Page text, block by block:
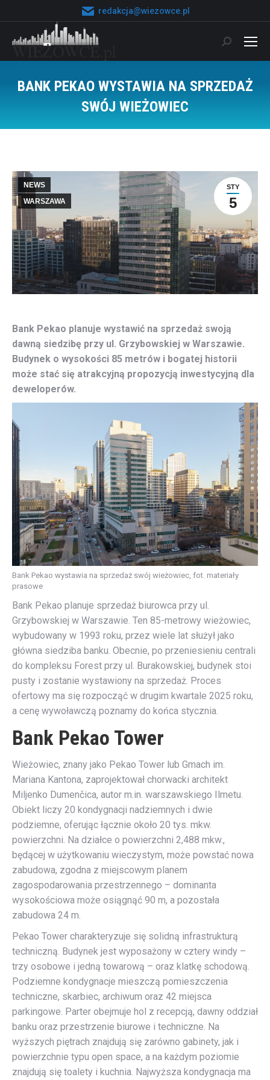
redakcja@wiezowce.pl
Szukaj:
BANK PEKAO WYSTAWIA NA SPRZEDAŻ
SWÓJ WIEŻOWIEC
STY
5
NEWS
WARSZAWA
Bank Pekao planuje wystawić na sprzedaż swoją
dawną siedzibę przy ul. Grzybowskiej w Warszawie.
Budynek o wysokości 85 metrów i bogatej historii
może stać się atrakcyjną propozycją inwestycyjną dla
deweloperów.
Bank Pekao wystawia na sprzedaż swój wieżowiec, fot. materiały
prasowe
Bank Pekao planuje sprzedaż biurowca przy ul.
Grzybowskiej w Warszawie. Ten 85-metrowy wieżowiec,
wybudowany w 1993 roku, przez wiele lat służył jako
główna siedziba banku. Obecnie, po przeniesieniu centrali
do kompleksu Forest przy ul. Burakowskiej, budynek stoi
pusty i zostanie wystawiony na sprzedaż. Proces
ofertowy ma się rozpocząć w drugim kwartale 2025 roku,
a cenę wywoławczą poznamy do końca stycznia.
Bank Pekao Tower
Wieżowiec, znany jako Pekao Tower lub Gmach im.
Mariana Kantona, zaprojektował chorwacki architekt
Miljenko Dumenčica, autor m.in. warszawskiego Ilmetu.
Obiekt liczy 20 kondygnacji nadziemnych i dwie
podziemne, oferując łącznie około 20 tys. mkw.
powierzchni. Na działce o powierzchni 2,488 mkw.,
będącej w użytkowaniu wieczystym, może powstać nowa
zabudowa, zgodna z miejscowym planem
zagospodarowania przestrzennego – dominanta
wysokościowa może osiągnąć 90 m, a pozostała
zabudowa 24 m.
Pekao Tower charakteryzuje się solidną infrastrukturą
techniczną. Budynek jest wyposażony w cztery windy –
trzy osobowe i jedną towarową – oraz klatkę schodową.
Podziemne kondygnacje mieszczą pomieszczenia
techniczne, skarbiec, archiwum oraz 42 miejsca
parkingowe. Parter obejmuje hol z recepcją, dawny oddział
banku oraz przestrzenie biurowe i techniczne. Na
wyższych piętrach znajdują się zarówno gabinety, jak i
powierzchnie typu open space, a na każdym poziomie
znajdują się toalety i kuchnia. Najwyższa kondygnacja ma